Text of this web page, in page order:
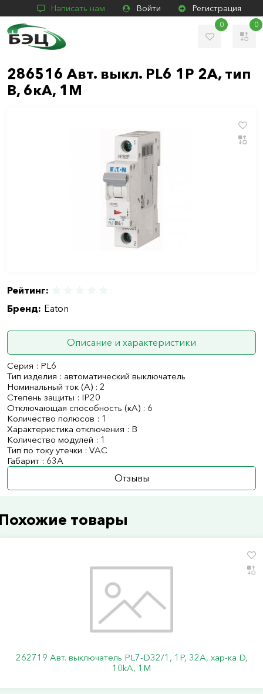
Написать нам Войти Регистрация
0 0
286516 Авт. выкл. PL6 1P 2А, тип
В, 6кА, 1M
Рейтинг:
Бренд: Eaton
Описание и характеристики
Серия : PL6
Тип изделия : автоматический выключатель
Номинальный ток (А) : 2
Степень защиты : IP20
Отключающая способность (кА) : 6
Количество полюсов : 1
Характеристика отключения : B
Количество модулей : 1
Тип по току утечки : VAC
Габарит : 63А
Отзывы
товары
262719 Авт. выключатель PL7-D32/1, 1P, 32A, хар-ка D,
10kA, 1M